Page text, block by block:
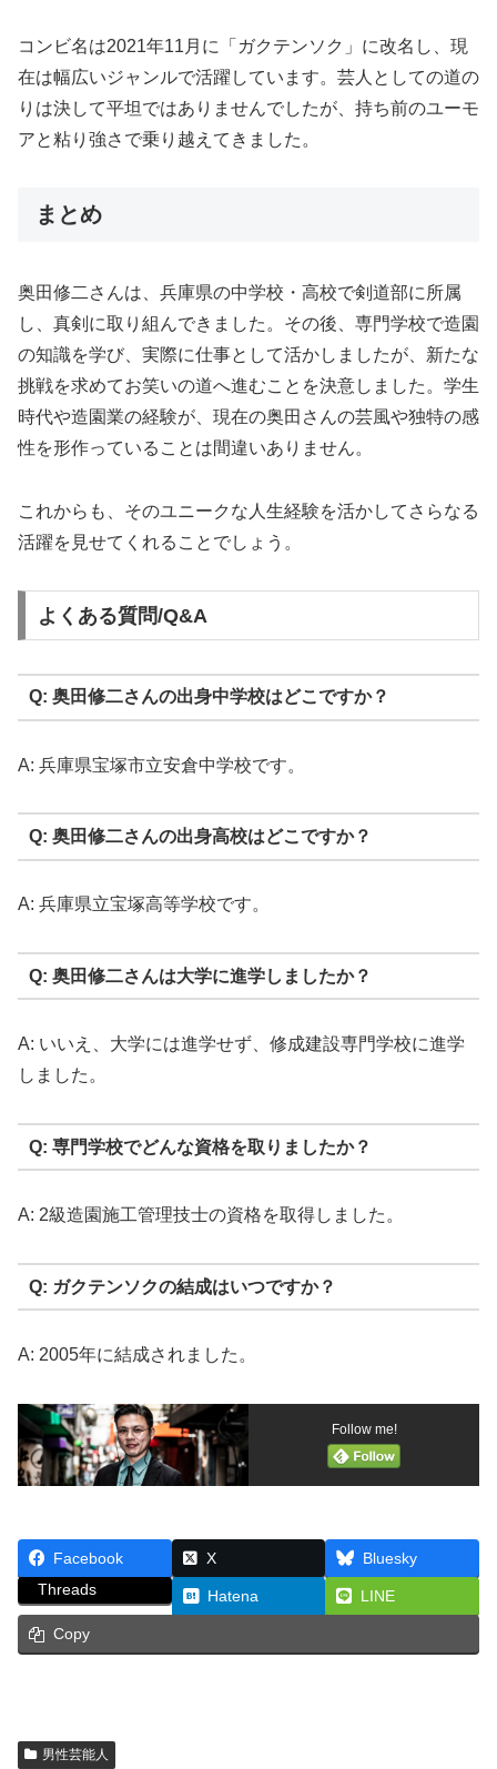
コンビ名は2021年11月に「ガクテンソク」に改名し、現
在は幅広いジャンルで活躍しています。芸人としての道の
りは決して平坦ではありませんでしたが、持ち前のユーモ
アと粘り強さで乗り越えてきました。
まとめ
奥田修二さんは、兵庫県の中学校・高校で剣道部に所属
し、真剣に取り組んできました。その後、専門学校で造園
の知識を学び、実際に仕事として活かしましたが、新たな
挑戦を求めてお笑いの道へ進むことを決意しました。学生
時代や造園業の経験が、現在の奥田さんの芸風や独特の感
性を形作っていることは間違いありません。
これからも、そのユニークな人生経験を活かしてさらなる
活躍を見せてくれることでしょう。
よくある質問/Q&A
Q: 奥田修二さんの出身中学校はどこですか？
A: 兵庫県宝塚市立安倉中学校です。
Q: 奥田修二さんの出身高校はどこですか？
A: 兵庫県立宝塚高等学校です。
Q: 奥田修二さんは大学に進学しましたか？
A: いいえ、大学には進学せず、修成建設専門学校に進学
しました。
Q: 専門学校でどんな資格を取りましたか？
A: 2級造園施工管理技士の資格を取得しました。
Q: ガクテンソクの結成はいつですか？
A: 2005年に結成されました。
Follow me!
Facebook X
Bluesky
Threads
Hatena LINE
Copy
男性芸能人